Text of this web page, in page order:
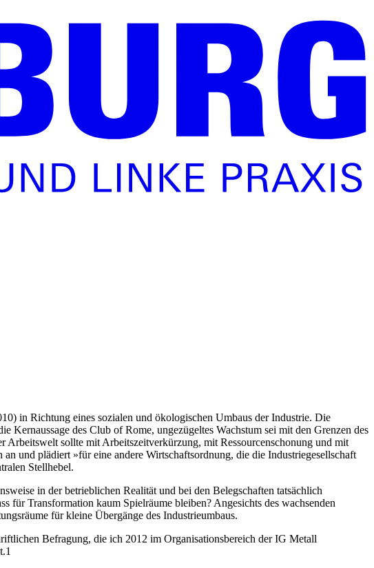
in Richtung eines sozialen und ökologischen Umbaus der Industrie. Die
des Club of Rome, ungezügeltes Wachstum sei mit den Grenzen des
Arbeitswelt sollte mit Arbeitszeitverkürzung, mit Ressourcenschonung und mit
und plädiert »für eine andere Wirtschaftsordnung, die die Industriegesellschaft
Stellhebel.
in der betrieblichen Realität und bei den Belegschaften tatsächlich
für Transformation kaum Spielräume bleiben? Angesichts des wachsenden
für kleine Übergänge des Industrieumbaus.
Befragung, die ich 2012 im Organisationsbereich der IG Metall
1